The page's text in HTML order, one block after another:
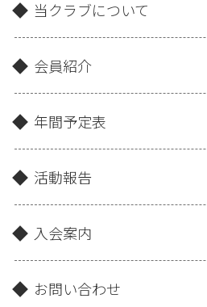
当クラブについて
会員紹介
年間予定表
活動報告
入会案内
お問い合わせ